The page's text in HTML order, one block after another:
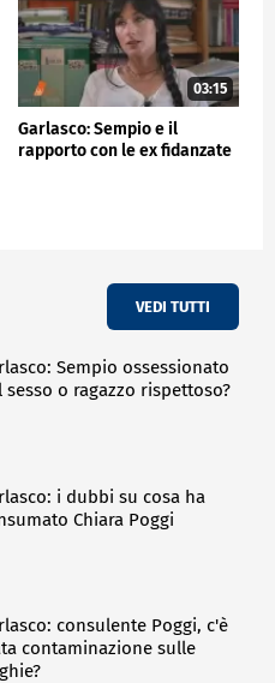
03:15
Garlasco: Sempio e il
rapporto con le ex fidanzate
VEDI TUTTI
Sempio ossessionato
sesso o ragazzo rispettoso?
i dubbi su cosa ha
Chiara Poggi
consulente Poggi, c'è
contaminazione sulle